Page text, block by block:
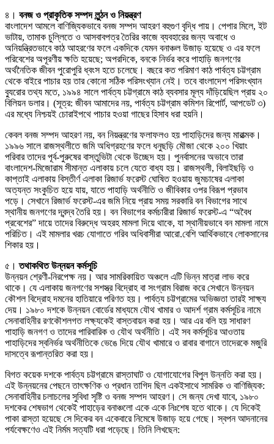
৪। বনজ ও প্রাকৃতিক সম্পদ লুন্ঠন ও নিয়ন্ত্রণ
বাংলাদেশ আমলে বাণিজ্যিকভাবে বনজ সম্পদ আহরণ বহুগুণ বৃদ্ধি পায়। পেপার মিলে, ইট
ভাটায়, তামাক চুল্লিতে ও আসবাবপত্র তৈরির কাজে ব্যবহারের জন্য অবাধে ও
অনিয়ন্ত্রিতভাবে কাঠ আহরণের ফলে একদিকে যেমন বনাঞ্চল উজাড় হয়েছে ও এর ফলে
পরিবেশের অপূরণীয় ক্ষতি হয়েছে; অপরদিকে, বনকে নির্ভর করে পাহাড়ি জনগণের
অর্থনৈতিক জীবন পুরোপুরি ধ্বংস হতে চলেছে। বছরে কত পরিমাণ কাঠ পার্বত্য চট্টগ্রাম
থেকে বাইরে পাচার হয় তার কোনো সঠিক পরিসংখ্যান নেই। তবে বাংলাদেশ পরিসংখ্যান
ব্যুরোর তথ্য মতে, ১৯৯৪ সালে পার্বত্য চট্টগ্রামে কাঠ ব্যবসার মূল্য দাঁড়িয়েছিল প্রায় ২০
বিলিয়ন ডলার। (সূত্র: জীবন আমাদের নয়, পার্বত্য চট্টগ্রাম কমিশন রিপোর্ট, আপডেট ৩)
এর মধ্যে নিশ্চয়ই চোরাইপথে পাচার হওয়া গাছের হিসাব ধরা হয়নি।
কেবল বনজ সম্পদ আহরণ নয়, বন নিয়ন্ত্রণের ফলাফলও হয় পাহাড়িদের জন্য মারাত্মক।
১৯৯৬ সালে রাজস্থলীতে জমি অধিগ্রহণের ফলে ধনুছড়ি মৌজা থেকে ২০০ খিয়াং
পরিবার তাদের পূর্ব-পুরুষের বাস্তুভিটা থেকে উচ্ছেদ হয়। পুনর্বাসনের অভাবে তারা
বাংলাদেশ-মিজোরাম সীমান্ত এলাকায় চলে যেতে বাধ্য হয়। রাজস্থলী, বিলাইছড়ি ও
কাপ্তাই এলাকায় বিস্তীর্ণ এলাকা রিজার্ভ ফরেস্ট ঘোষিত হওয়ায় জুমচাষের এলাকা
অত্যন্ত সংকুচিত হয়ে যায়, যাতে পাহাড়ি অর্থনীতি ও জীবিকার ওপর বিরূপ প্রভাব
পড়ে। সেখানে রিজার্ভ ফরেস্ট-এর জমি নিয়ে প্রায় সময় সরকারি বন বিভাগের সাথে
স্থানীয় জনগণের দ্বন্দ্ব তৈরি হয়। বন বিভাগের কর্মচারীরা রিজার্ভ ফরেস্ট-এ “অবৈধ
প্রবেশের” দায়ে তাদের বিরুদ্ধে অহরহ মামলা দিয়ে থাকে, যা স্থানীয়ভাবে বন মামলা নামে
পরিচিত। এই মামলার খরচ যোগাতে গরিব অধিবাসীরা আরো.বেশি আর্থিকভাবে লোকসানের
শিকার হয়।
৫।তথাকথিত উন্নয়ন কর্মসূচি
উন্নয়ন শ্রেণী-নিরপেক্ষ নয়। আর সামরিকায়িত অঞ্চলে এটি ভিন্ন মাত্রা লাভ করে
থাকে। যে এলাকায় জনগণের সশস্ত্র বিদ্রোহ বা সংগ্রাম বিরাজ করে সেখানে উন্নয়ন
কৌশল বিদ্রোহ দমনের হাতিয়ারে পরিণত হয়। পার্বত্য চট্টগ্রামের অভিজ্ঞতা তারই সাক্ষ্য
দেয়। ১৯৮০ দশকে উন্নয়ন বোর্ডের মাধ্যমে যৌথ খামার ও আদর্শ গ্রাম কর্মসূচির নামে
সেনাবাহিনীর রণকৌশলগত লক্ষ্যকেই বাস্তবায়ন করা হয়। আর এর বলি হয় সাধারণ
পাহাড়ি জনগণ ও তাদের পারিবারিক ও যৌথ অর্থনীতি। এই সব কর্মসূচির আওতায়
পাহাড়িদের স্বনির্ভর অর্থনীতিকে ভেঙে দিয়ে যৌথ খামারে ও রাবার বাগানে তাদেরকে মজুরি
দাসত্বে রূপান্তরিত করা হয়।
বিগত কয়েক দশকে পার্বত্য চট্টগ্রামে রাস্তাঘাট ও যোগাযোগের বিপুল উন্নতি করা হয়।
এই উন্নয়নের পেছনে তাৎক্ষণিক ও প্রধান তাগিদ ছিল একইসাথে সামরিক ও বাণিজ্যিক:
সেনাবাহিনীর চলাচলের সুবিধা সৃষ্টি ও বনজ সম্পদ আহরণ। সে জন্য দেখা যাবে, ১৯৮০
দশকের শেষভাগ থেকেই পাহাড়ের বনাঞ্চলো একে একে নিঃশেষ হতে থাকে। যে দিকেই
পাকা রাস্তা হয়েছে সে দিকের বন একেবারে নিমেষে উজাড় হয়ে গেছে। স্বপন আদনানের
পর্যবেক্ষণেও এই নির্মম সত্যটি ধরা পড়েছে। তিনি লিখছেন: